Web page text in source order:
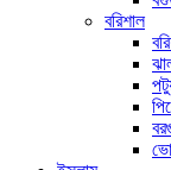
বরিশাল